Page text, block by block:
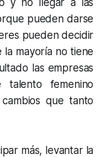
pueden darse
pueden decidir
la mayoría no tiene
las empresas
femenino
que tanto
más, levantar la